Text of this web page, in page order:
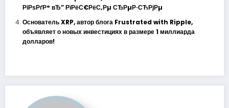
РіРѕРґР° вЂ” РїРёС€РёС‚Рµ СЂРµР·СЋРјРµ
Основатель XRP, автор блога Frustrated with Ripple,
объявляет о новых инвестициях в размере 1 миллиарда
долларов!